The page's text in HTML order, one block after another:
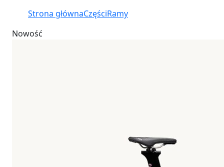
Strona głównaCzęściRamy
Nowość